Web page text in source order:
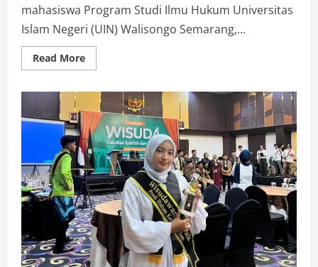
mahasiswa Program Studi Ilmu Hukum Universitas
Islam Negeri (UIN) Walisongo Semarang,...
Read MoreRead
more
Tiwa
Hiawanta
Raih
Wisudawan
Terbaik
Ilmu
Hukum
UIN
Walisongo